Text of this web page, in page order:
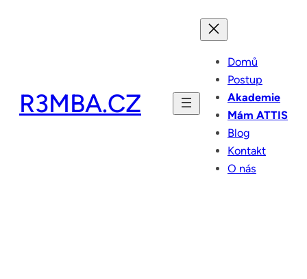
R3MBA.CZ
Domů
Postup
Akademie
Mám ATTIS
Blog
Kontakt
O nás